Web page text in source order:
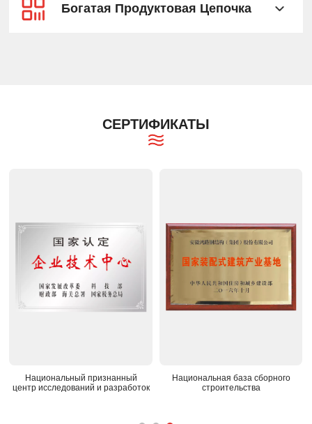
Богатая Продуктовая Цепочка
СЕРТИФИКАТЫ
ИСО9001 OHSAS18001